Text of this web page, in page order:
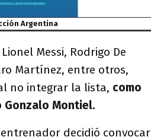
Argentina
Messi, Rodrigo De
Martínez, entre otros,
no integrar la lista, como
Gonzalo Montiel.
decidió convocar